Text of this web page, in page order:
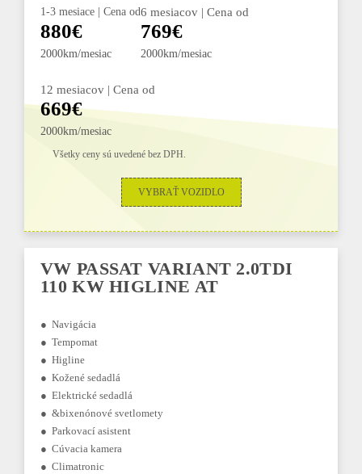
1-3 mesiace | Cena od
880€
2000km/mesiac
6 mesiacov | Cena od
769€
2000km/mesiac
12 mesiacov | Cena od
669€
2000km/mesiac
Všetky ceny sú uvedené bez DPH.
VYBRAŤ VOZIDLO
VW PASSAT VARIANT 2.0TDI
110 KW HIGLINE AT
● Navigácia
● Tempomat
● Higline
● Kožené sedadlá
● Elektrické sedadlá
● &bixenónové svetlomety
● Parkovací asistent
● Cúvacia kamera
● Climatronic